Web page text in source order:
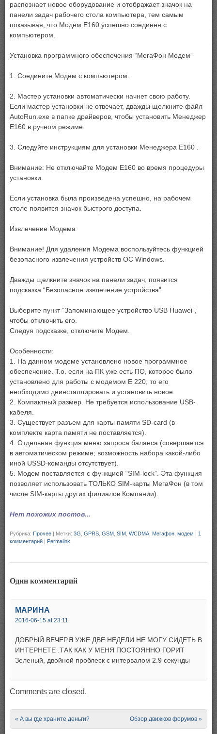
распознает новое оборудование и отображает значок на
панели задач рабочего стола компьютера, тем самым
показывая, что Модем E160 успешно соединен с
компьютером.
Установка программного обеспечения “МегаФон Модем”
1. Соедините Модем с компьютером.
2. Мастер установки автоматически начнет свою работу.
Если мастер установки не отвечает, дважды щелкните файл
AutoRun.exe в папке драйверов, чтобы установить Менеджер
E160 в ручном режиме.
3. Следуйте инструкциям для установки Менеджера E160 .
Внимание: Не отключайте Модем E160 во время процедуры
установки.
Если установка была произведена успешно, на рабочем
столе появится значок быстрого доступа.
Извлечение Модема
Внимание! Для удаления Модема воспользуйтесь функцией
безопасного извлечения устройств ОС Windows.
Дважды щелкните значок на панели задач; появится
подсказка “Безопасное извлечение устройства”.
Выберите пункт “Запоминающее устройство USB Huawei”,
чтобы отключить его.
Следуя подсказке, отключите Модем.
Особенности:
1. На данном модеме установлено новое программное
обеспечение. Т.о. если на ПК уже есть ПО, которое было
установлено для работы с модемом Е 220, то его
необходимо деинсталлировать и установить новое.
2. Компактный размер. Не требуется использование USB-
кабеля.
3. Существует разъем для карты памяти SD-card (в
комплекте карта памяти не поставляется).
4. Отдельная функция меню запроса баланса (совершается
в автоматическом режиме; возможность набора какой-либо
иной USSD-команды отсутствует).
5. Модем поставляется с функцией “SIM-lock”. Эта функция
позволяет использовать ТОЛЬКО SIM-карты МегаФон (в том
числе SIM-карты других филиалов Компании).
Нет похожих постов...
Рубрика: Прочее | Метки: 3G GPRS GSM SIM WCDMA Мегафон модем | 1
комментарий | Permalink
Один комментарий
МАРИНА
2016-06-15 at 23:11
ДОБРЫЙ ВЕЧЕР.Я УЖЕ ДВЕ НЕДЕЛИ НЕ МОГУ СИДЕТЬ В
ИНТЕРНЕТЕ .ТАК КАК У МЕНЯ ПОСТОЯННО ГОРИТ
Зеленый, двойной проблеск с интервалом 2.9 секунды
Comments are closed.
Post navigation
« А вы где храните деньги? Обзор движков форумов »